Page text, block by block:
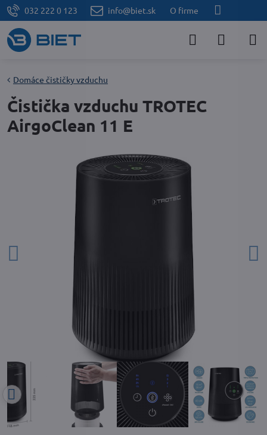
032 222 0 123 info@biet.sk O firme
Domáce čističky vzduchu
Čistička vzduchu TROTEC
AirgoClean 11 E